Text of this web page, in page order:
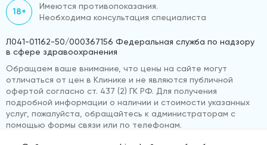
18+
Имеются противопоказания.
Необходима консультация специалиста
Л041-01162-50/000367156 Федеральная служба по надзору
в сфере здравоохранения
Обращаем ваше внимание, что цены на сайте могут
отличаться от цен в Клинике и не являются публичной
офертой согласно ст. 437 (2) ГК РФ. Для получения
подробной информации о наличии и стоимости указанных
услуг, пожалуйста, обращайтесь к администраторам с
помощью формы связи или по телефонам.